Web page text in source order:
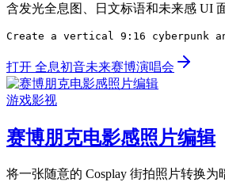
含发光全息图、日文标语和未来感 UI
Create a vertical 9:16 cyberpunk
打开 全息初音未来赛博演唱会
游戏影视
赛博朋克电影感照片编辑
将一张随意的 Cosplay 街拍照片转换